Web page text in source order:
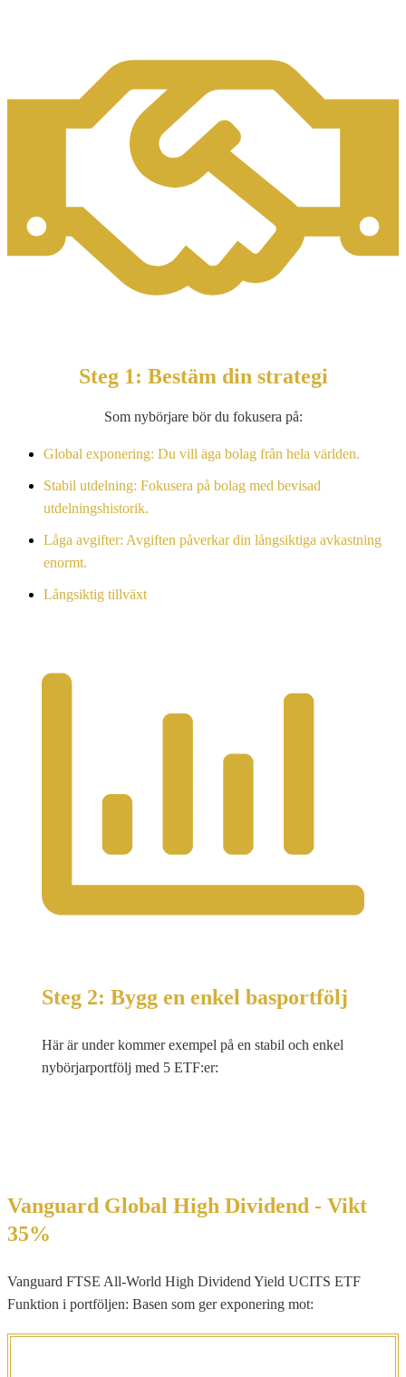
Steg 1: Bestäm din strategi
Som nybörjare bör du fokusera på:
Global exponering: Du vill äga bolag från hela världen.
Stabil utdelning: Fokusera på bolag med bevisad
utdelningshistorik.
Låga avgifter: Avgiften påverkar din långsiktiga avkastning
enormt.
Långsiktig tillväxt
Steg 2: Bygg en enkel basportfölj
Här är under kommer exempel på en stabil och enkel
nybörjarportfölj med 5 ETF:er:
Vanguard Global High Dividend - Vikt
35%
Vanguard FTSE All-World High Dividend Yield UCITS ETF
Funktion i portföljen: Basen som ger exponering mot: